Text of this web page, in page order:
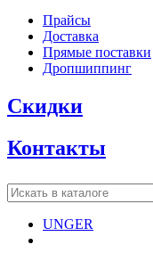
Прайсы
Доставка
Прямые поставки
Дропшиппинг
Скидки
Контакты
UNGER